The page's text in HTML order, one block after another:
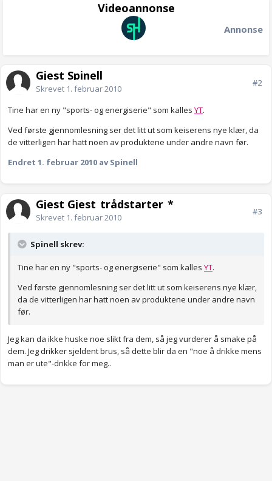
Videoannonse
Annonse
Gjest Spinell
Skrevet 1. februar 2010
#2
Tine har en ny "sports- og energiserie" som kalles YT.
Ved første gjennomlesning ser det litt ut som keiserens nye klær, da
de vitterligen har hatt noen av produktene under andre navn før.
Endret 1. februar 2010 av Spinell
Gjest Gjest_trådstarter_*
Skrevet 1. februar 2010
#3
Spinell skrev:
Tine har en ny "sports- og energiserie" som kalles YT.
Ved første gjennomlesning ser det litt ut som keiserens nye klær,
da de vitterligen har hatt noen av produktene under andre navn
før.
Jeg kan da ikke huske noe slikt fra dem, så jeg vurderer å smake på
dem. Jeg drikker sjeldent brus, så dette blir da en "noe å drikke mens
man er ute"-drikke for meg..